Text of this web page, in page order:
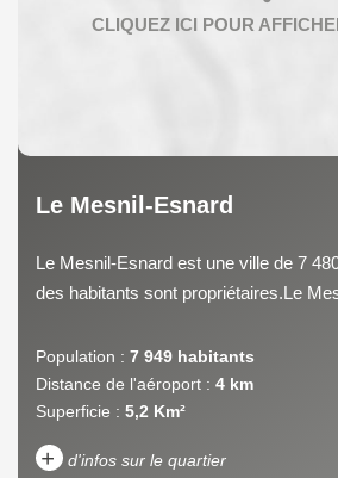
Le Mesnil-Esnard
Le Mesnil-Esnard est une ville de 7
des habitants sont propriétaires.Le
Population : 7 949 habitants
Distance de l'aéroport : 4 km
Superficie : 5,2 Km²
+ d'infos sur le quartier